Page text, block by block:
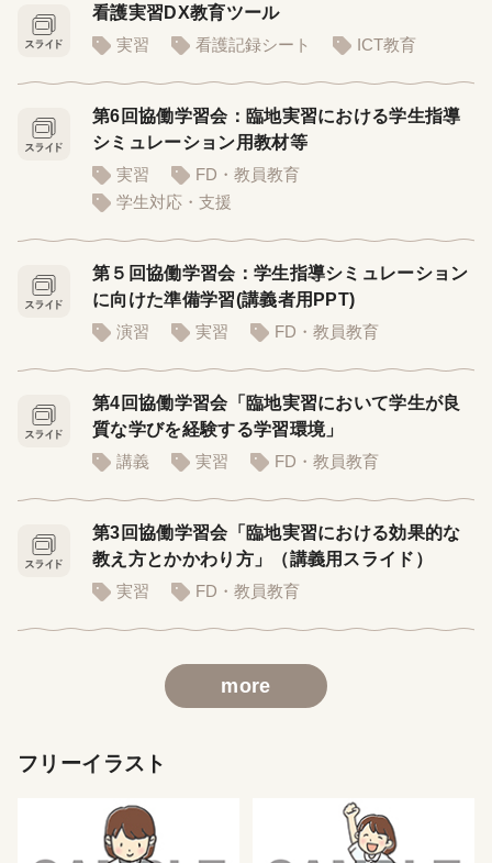
看護実習DX教育ツール
実習
看護記録シート ICT教育
第6回協働学習会：臨地実習における学生指導
シミュレーション用教材等
実習
FD・教員教育
学生対応・支援
第５回協働学習会：学生指導シミュレーション
に向けた準備学習(講義者用PPT)
演習
実習 FD・教員教育
第4回協働学習会「臨地実習において学生が良
質な学びを経験する学習環境」
講義
実習 FD・教員教育
第3回協働学習会「臨地実習における効果的な
教え方とかかわり方」（講義用スライド）
実習
FD・教員教育
more
フリーイラスト